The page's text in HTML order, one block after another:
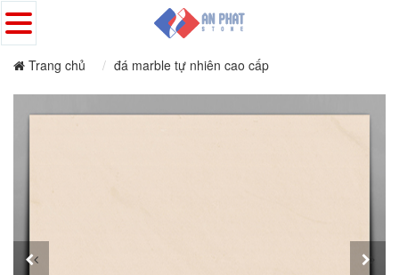
Trang chủ đá marble tự nhiên cao cấp